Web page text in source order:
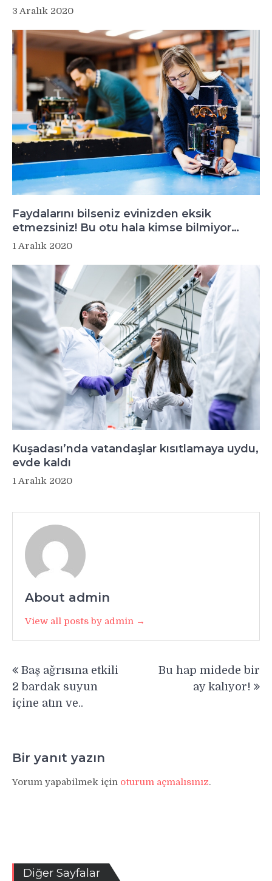
3 Aralık 2020
Faydalarını bilseniz evinizden eksik
etmezsiniz! Bu otu hala kimse bilmiyor…
1 Aralık 2020
Kuşadası’nda vatandaşlar kısıtlamaya uydu,
evde kaldı
1 Aralık 2020
About admin
View all posts by admin →
gezinmesi
Baş ağrısına etkili
2 bardak suyun
içine atın ve..
Bu hap midede bir
ay kalıyor!
Bir yanıt yazın
Yorum yapabilmek için oturum açmalısınız.
Diğer Sayfalar